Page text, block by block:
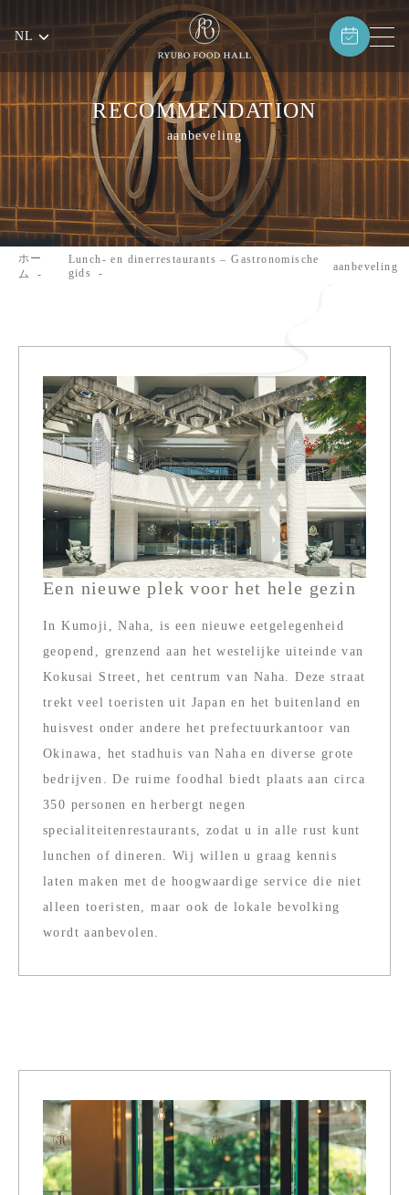
NL
RECOMMENDATION
aanbeveling
ホー
ム
Lunch- en dinerrestaurants – Gastronomische
gids
aanbeveling
Een nieuwe plek voor het hele gezin
In Kumoji, Naha, is een nieuwe eetgelegenheid
geopend, grenzend aan het westelijke uiteinde van
Kokusai Street, het centrum van Naha. Deze straat
trekt veel toeristen uit Japan en het buitenland en
huisvest onder andere het prefectuurkantoor van
Okinawa, het stadhuis van Naha en diverse grote
bedrijven. De ruime foodhal biedt plaats aan circa
350 personen en herbergt negen
specialiteitenrestaurants, zodat u in alle rust kunt
lunchen of dineren. Wij willen u graag kennis
laten maken met de hoogwaardige service die niet
alleen toeristen, maar ook de lokale bevolking
wordt aanbevolen.